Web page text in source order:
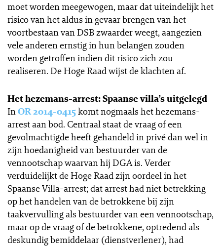
moet worden meegewogen, maar dat uiteindelijk het
risico van het aldus in gevaar brengen van het
voortbestaan van DSB zwaarder weegt, aangezien
vele anderen ernstig in hun belangen zouden
worden getroffen indien dit risico zich zou
realiseren. De Hoge Raad wijst de klachten af.
Het hezemans-arrest: Spaanse villa’s uitgelegd
InOR 2014-0415komt nogmaals het hezemans-
arrest aan bod. Centraal staat de vraag of een
gevolmachtigde heeft gehandeld in privé dan wel in
zijn hoedanigheid van bestuurder van de
vennootschap waarvan hij DGA is. Verder
verduidelijkt de Hoge Raad zijn oordeel in het
Spaanse Villa-arrest; dat arrest had niet betrekking
op het handelen van de betrokkene bij zijn
taakvervulling als bestuurder van een vennootschap,
maar op de vraag of de betrokkene, optredend als
deskundig bemiddelaar (dienstverlener), had